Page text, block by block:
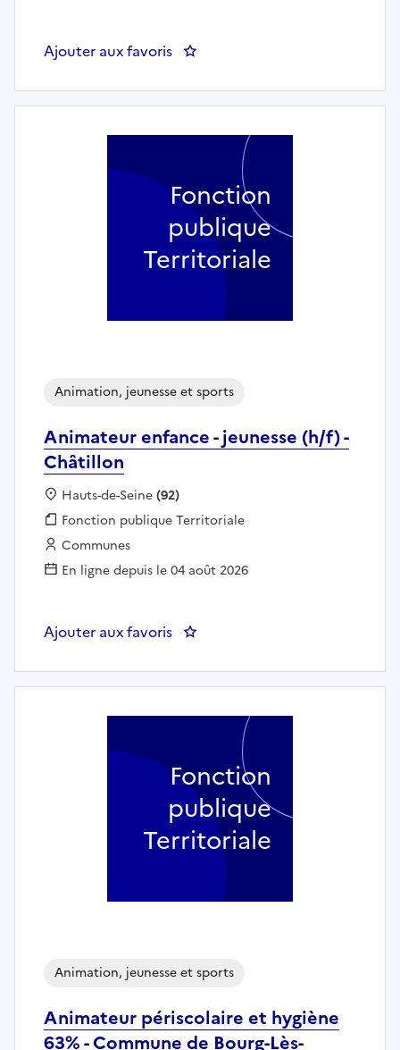
Ajouter aux favoris : Animateur enfance - jeunesse
Animateur enfance - jeunesse (h/f) -
Châtillon
Animation, jeunesse et sports
Localisation :
Hauts-de-Seine(92)
Fonction publique :
Fonction publique Territoriale
Employeur :
Communes
En ligne depuis le 04 août 2026
Ajouter aux favoris : Animateur enfance - jeunesse
Fonction
publique
Territoriale
Animateur périscolaire et hygiène
63% - Commune de Bourg-Lès-
Animation, jeunesse et sports
Fonction
publique
Territoriale